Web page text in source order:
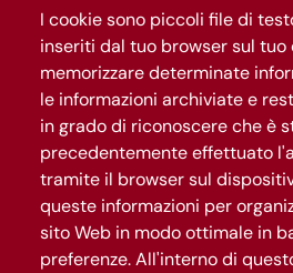
Il progetto
News
Segui Roma Capitale
Iscriviti al canale WhatsApp
I cookie sono piccoli file di
inseriti dal tuo browser sul
memorizzare determinate
le informazioni archiviate e
in grado di riconoscere che è
precedentemente effettuato
tramite il browser sul
queste informazioni per
sito Web in modo ottimale in
preferenze. All'interno di